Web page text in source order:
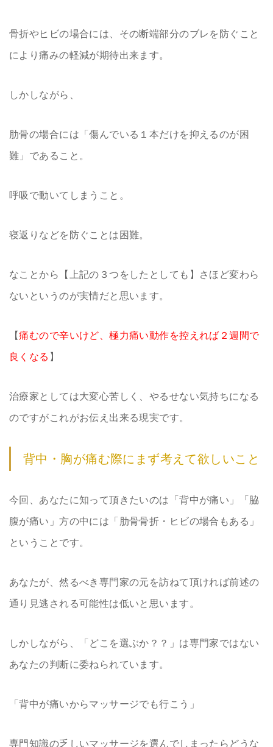
骨折やヒビの場合には、その断端部分のブレを防ぐこと
により痛みの軽減が期待出来ます。
しかしながら、
肋骨の場合には「傷んでいる１本だけを抑えるのが困
難」であること。
呼吸で動いてしまうこと。
寝返りなどを防ぐことは困難。
なことから【上記の３つをしたとしても】さほど変わら
ないというのが実情だと思います。
【痛むので辛いけど、極力痛い動作を控えれば２週間で
良くなる 】
治療家としては大変心苦しく、やるせない気持ちになる
のですがこれがお伝え出来る現実です。
背中・胸が痛む際にまず考えて欲しいこと
今回、あなたに知って頂きたいのは「背中が痛い」「脇
腹が痛い」方の中には「肋骨骨折・ヒビの場合もある」
ということです。
あなたが、然るべき専門家の元を訪ねて頂ければ前述の
通り見逃される可能性は低いと思います。
しかしながら、「どこを選ぶか？？」は専門家ではない
あなたの判断に委ねられています。
「背中が痛いからマッサージでも行こう」
専門知識の乏しいマッサージを選んでしまったらどうな